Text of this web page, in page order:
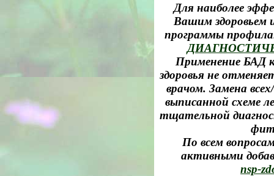
Для наиболее
Вашим здоровьем
программы
Применение БАД
здоровья не
врачом. Замена
выписанной схеме
тщательной
По всем
активными
nsp-